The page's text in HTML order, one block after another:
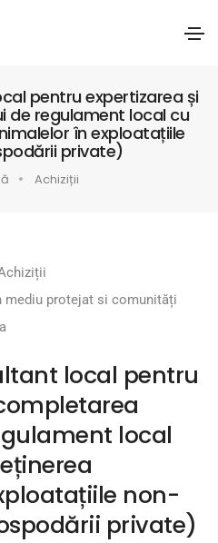
pentru expertizarea și
de regulament local cu
în exploatațiile
private)
Achiziții
mediu protejat si comunități
local pentru
local
non-
private)